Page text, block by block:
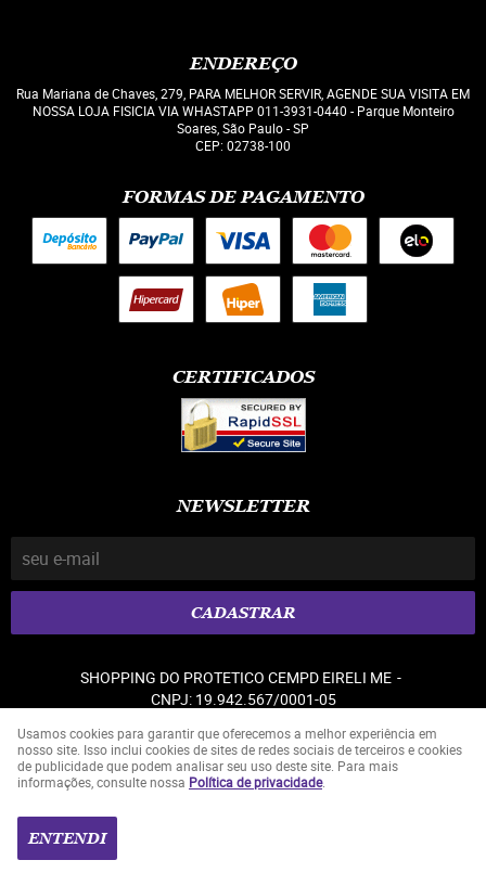
ENDEREÇO
Rua Mariana de Chaves, 279, PARA MELHOR SERVIR, AGENDE SUA VISITA EM
NOSSA LOJA FISICIA VIA WHASTAPP 011-3931-0440 - Parque Monteiro
Soares, São Paulo-SP
CEP: 02738-100
FORMAS DE PAGAMENTO
CERTIFICADOS
NEWSLETTER
CADASTRAR
SHOPPING DO PROTETICO CEMPD EIRELI ME
CNPJ: 19.942.567/0001-05
LOJA VIRTUAL CRIADA POR
Usamos cookies para garantir que oferecemos a melhor experiência em
nosso site. Isso inclui cookies de sites de redes sociais de terceiros e cookies
de publicidade que podem analisar seu uso deste site. Para mais
informações, consulte nossa Política de privacidade.
ENTENDI